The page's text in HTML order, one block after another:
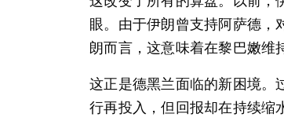
眼。由于伊朗曾支持阿萨德，
朗而言，这意味着在黎巴嫩维
这正是德黑兰面临的新困境。
行再投入，但回报却在持续缩